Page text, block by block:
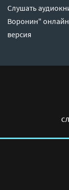
Слушать
Воронин" онлайн
версия